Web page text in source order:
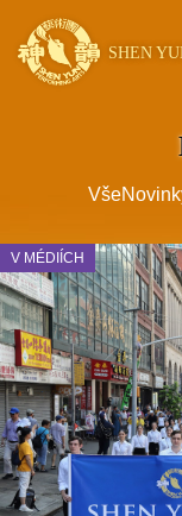
SHEN
Vše
V MÉDIÍCH